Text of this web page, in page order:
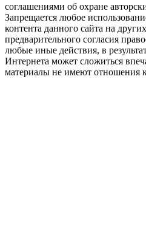
соглашениями об охране
Запрещается любое
контента данного сайта на
предварительного согласия
любые иные действия, в
Интернета может сложиться
материалы не имеют отношения